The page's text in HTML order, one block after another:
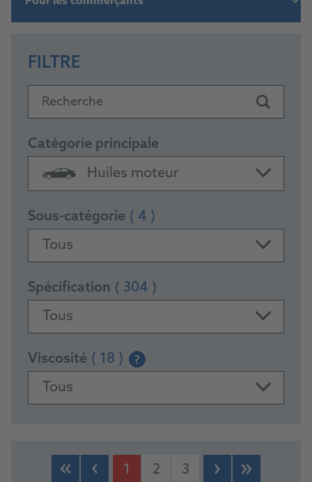
FILTRE
Recherche
Catégorie principale
Huiles moteur
Sous-catégorie ( 4 )
Tous
Spécification ( 304 )
Tous
Viscosité ( 18 ) ?
Tous
PRODUCTS
1 2 3